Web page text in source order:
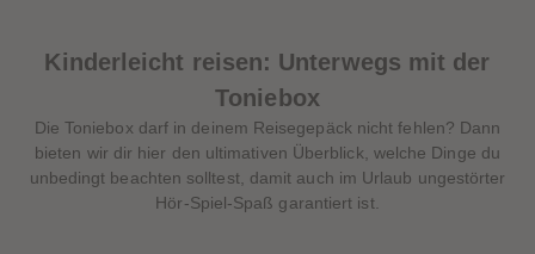
Kinderleicht reisen: Unterwegs mit der
Toniebox
Die Toniebox darf in deinem Reisegepäck nicht fehlen? Dann
bieten wir dir hier den ultimativen Überblick, welche Dinge du
unbedingt beachten solltest, damit auch im Urlaub ungestörter
Hör-Spiel-Spaß garantiert ist.